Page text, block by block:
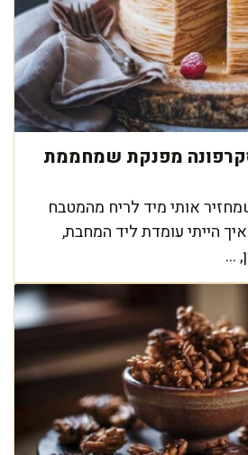
מפנקת שמחממת
אותי מיד לריח מהמטבח
הייתי עומדת ליד המחבת,
...